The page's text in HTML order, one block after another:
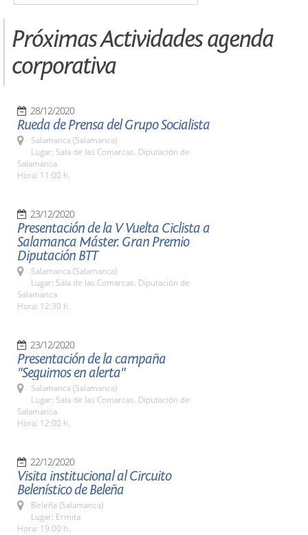
Próximas Actividades agenda
corporativa
28/12/2020
Rueda de Prensa del Grupo Socialista
Salamanca (Salamanca)
Lugar: Sala de las Comarcas. Diputación de
Salamanca
Hora: 11:00 h.
23/12/2020
Presentación de la V Vuelta Ciclista a
Salamanca Máster. Gran Premio
Diputación BTT
Salamanca (Salamanca)
Lugar: Sala de las Comarcas. Diputación de
Salamanca
Hora: 12:30 h.
23/12/2020
Presentación de la campaña
"Seguimos en alerta"
Salamanca (Salamanca)
Lugar: Sala de las Comarcas. Diputación de
Salamanca
Hora: 12:00 h.
22/12/2020
Visita institucional al Circuito
Belenístico de Beleña
Beleña (Salamanca)
Lugar: Ermita
Hora: 19:00 h.